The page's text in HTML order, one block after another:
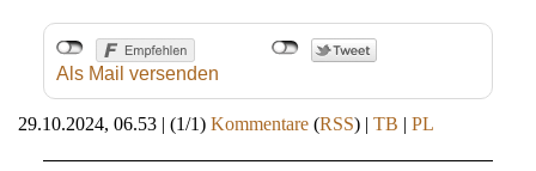
Als Mail versenden
29.10.2024, 06.53 | (1/1) Kommentare (RSS) | TB | PL